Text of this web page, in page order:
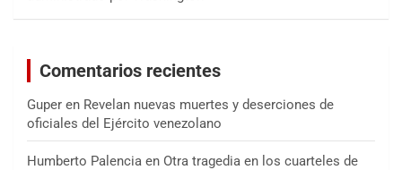
Comentarios recientes
Guper en Revelan nuevas muertes y deserciones de
oficiales del Ejército venezolano
Humberto Palencia en Otra tragedia en los cuarteles de